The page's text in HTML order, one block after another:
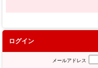
ログイン
メールアドレス